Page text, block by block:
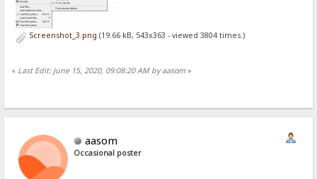
Screenshot_3.png (19.66 kB, 543x363 - viewed 3804 times.)
« Last Edit: June 15, 2020, 09:08:20 AM by aasom »
aasom
Occasional poster